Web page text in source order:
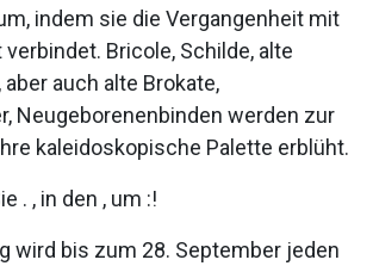
indem sie die Vergangenheit mit
Bricole, Schilde, alte
auch alte Brokate,
Neugeborenenbinden werden zur
kaleidoskopische Palette erblüht.
. , in den , um :!
wird bis zum 28. September jeden